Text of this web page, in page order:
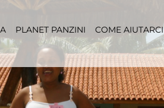
PLANET PANZINI COME AIUTARCI